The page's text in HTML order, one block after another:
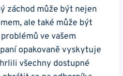
‌záchod může být nejen
ale také může⁤ být
ve vašem
opakovaně vyskytuje
‍všechny dostupné